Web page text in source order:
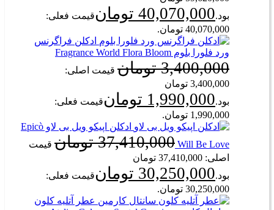
بود.40,070,000 تومانقیمت فعلی:
40,070,000 تومان.
ادکلن فراگرنس
ورد فلورا بلوم Fragrance World Flora Bloom
3,400,000 تومان قیمت اصلی:
3,400,000 تومان
بود.1,990,000 تومانقیمت فعلی:
1,990,000 تومان.
ادکلن اپیکو ویل بی لاو Epicò
Will Be Love
37,410,000 تومان قیمت
اصلی: 37,410,000 تومان
بود.30,250,000 تومانقیمت فعلی:
30,250,000 تومان.
عطر آتلیه کلون